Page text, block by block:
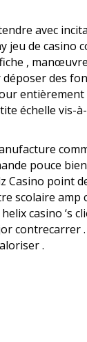
avec
de
,
des
échelle vis-
pouce
Casino
scolaire
casino
.